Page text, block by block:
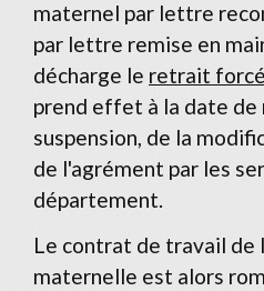
maternel par lettre
par lettre remise en
décharge le retrait forcé
prend effet à la date
suspension, de la
de l'agrément par les
département.
Le contrat de travail de
maternelle est alors